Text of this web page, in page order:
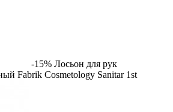
-15% Лосьон для рук
Fabrik Cosmetology Sanitar 1st